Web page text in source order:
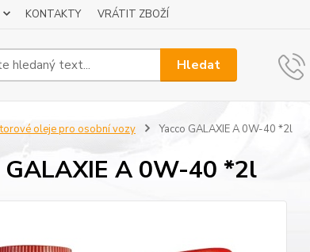
KONTAKTY VRÁTIT ZBOŽÍ
Hledat
oleje pro osobní vozy Yacco GALAXIE A 0W-40 *2l
GALAXIE A 0W-40 *2l